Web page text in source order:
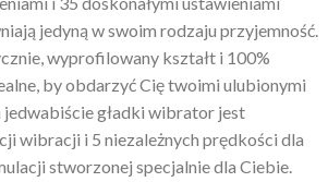
jedyną w swoim rodzaju przyjemność.
wyprofilowany kształt i 100%
by obdarzyć Cię twoimi ulubionymi
jedwabiście gładki wibrator jest
wibracji i 5 niezależnych prędkości dla
stworzonej specjalnie dla Ciebie.